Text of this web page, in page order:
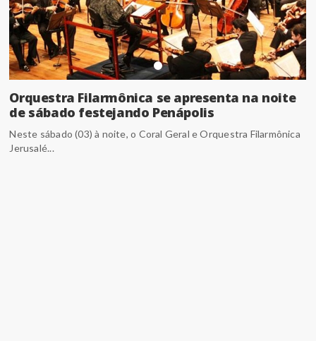
Orquestra Filarmônica se apresenta na noite
de sábado festejando Penápolis
Neste sábado (03) à noite, o Coral Geral e Orquestra Filarmônica
Jerusalé...